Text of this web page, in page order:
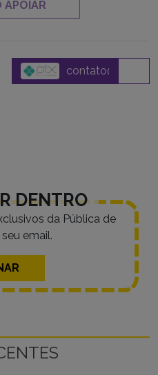
APOIAR
DENTRO
da Pública de
email.